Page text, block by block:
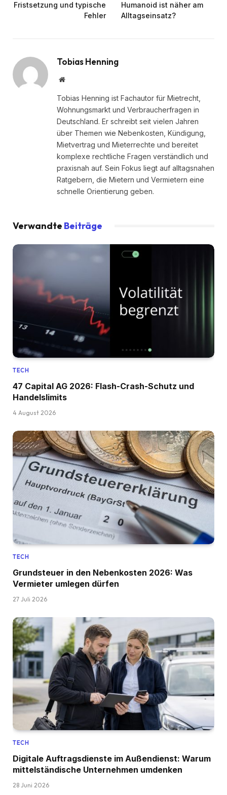
Fristsetzung und typische
Fehler
Humanoid ist näher am
Alltagseinsatz?
Tobias Henning
Website
Tobias Henning ist Fachautor für Mietrecht,
Wohnungsmarkt und Verbraucherfragen in
Deutschland. Er schreibt seit vielen Jahren
über Themen wie Nebenkosten, Kündigung,
Mietvertrag und Mieterrechte und bereitet
komplexe rechtliche Fragen verständlich und
praxisnah auf. Sein Fokus liegt auf alltagsnahen
Ratgebern, die Mietern und Vermietern eine
schnelle Orientierung geben.
Verwandte Beiträge
TECH
47 Capital AG 2026: Flash-Crash-Schutz und
Handelslimits
4 August 2026
TECH
Grundsteuer in den Nebenkosten 2026: Was
Vermieter umlegen dürfen
27 Juli 2026
TECH
Digitale Auftragsdienste im Außendienst: Warum
mittelständische Unternehmen umdenken
28 Juni 2026